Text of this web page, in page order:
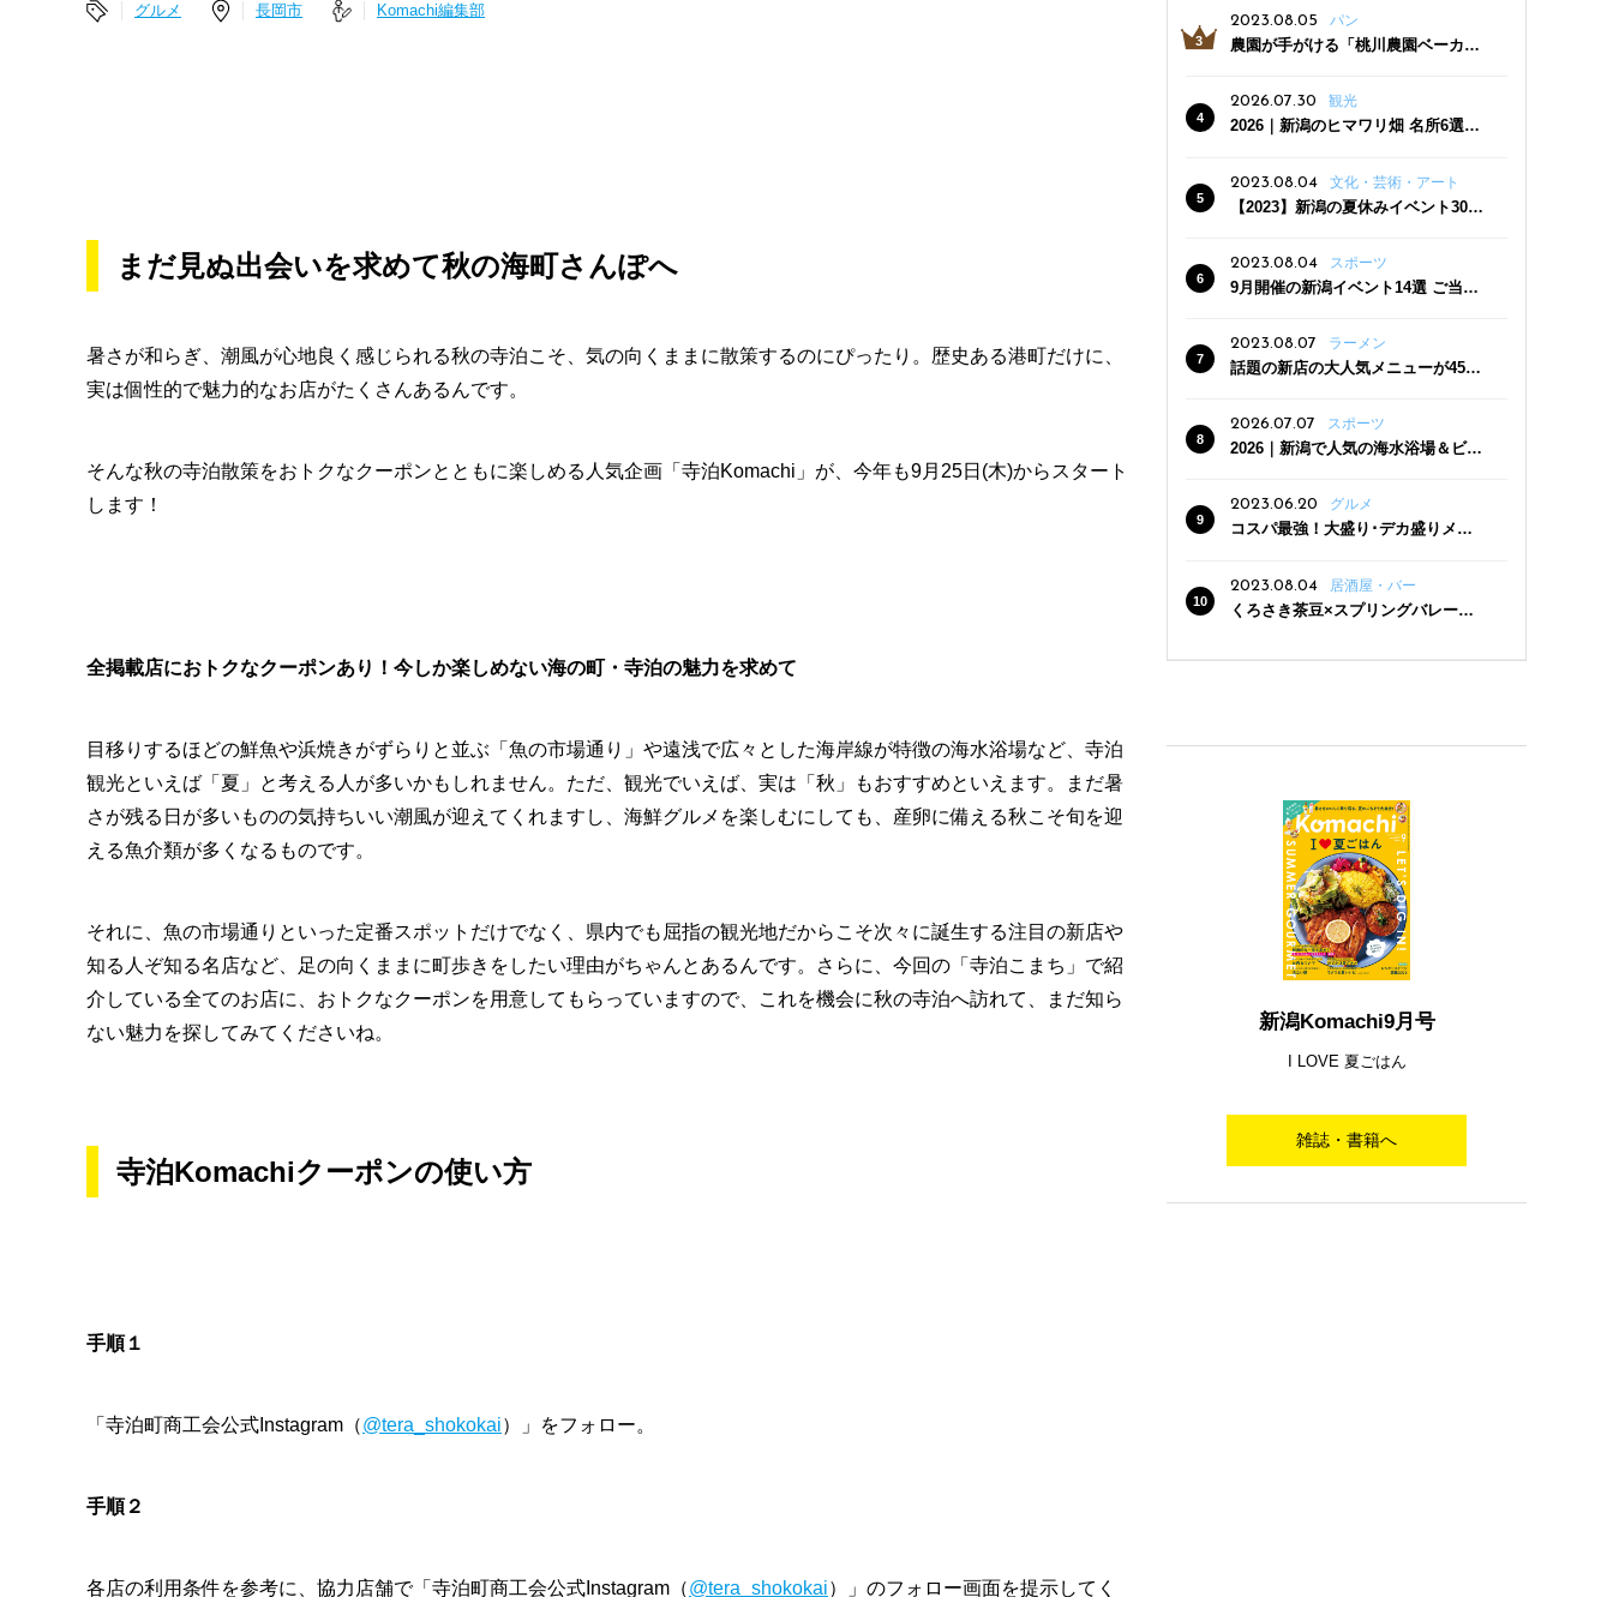
グルメ 長岡市 Komachi編集部
まだ見ぬ出会いを求めて秋の海町さんぽへ
暑さが和らぎ、潮風が心地良く感じられる秋の寺泊こそ、気の向くままに散策するのにぴったり。歴史ある港町だけに、
実は個性的で魅力的なお店がたくさんあるんです。
そんな秋の寺泊散策をおトクなクーポンとともに楽しめる人気企画「寺泊Komachi」が、今年も9月25日(木)からスタート
します！
全掲載店におトクなクーポンあり！今しか楽しめない海の町・寺泊の魅力を求めて
目移りするほどの鮮魚や浜焼きがずらりと並ぶ「魚の市場通り」や遠浅で広々とした海岸線が特徴の海水浴場など、寺泊
観光といえば「夏」と考える人が多いかもしれません。ただ、観光でいえば、実は「秋」もおすすめといえます。まだ暑
さが残る日が多いものの気持ちいい潮風が迎えてくれますし、海鮮グルメを楽しむにしても、産卵に備える秋こそ旬を迎
える魚介類が多くなるものです。
それに、魚の市場通りといった定番スポットだけでなく、県内でも屈指の観光地だからこそ次々に誕生する注目の新店や
知る人ぞ知る名店など、足の向くままに町歩きをしたい理由がちゃんとあるんです。さらに、今回の「寺泊こまち」で紹
介している全てのお店に、おトクなクーポンを用意してもらっていますので、これを機会に秋の寺泊へ訪れて、まだ知ら
ない魅力を探してみてくださいね。
寺泊Komachiクーポンの使い方
手順１
「寺泊町商工会公式Instagram（@tera_shokokai）」をフォロー。
手順２
各店の利用条件を参考に、協力店舗で「寺泊町商工会公式Instagram（@tera_shokokai）」のフォロー画面を提示してく
三条駅近くにオープン
2023.08.05 パン
農園が手がける「桃川農園ベーカリ
った焼きたてパンのほか、ジェラー
トやスムージーも
2026.07.30 観光
2026｜新潟のヒマワリ畑 名所6選
2023.08.04
文化・芸術・アート
【2023】新潟の夏休みイベント30
2023.08.04
スポーツ
9月開催の新潟イベント14選 ご当地
2023.08.07 ラーメン
話題の新店の大人気メニューが450
クーポン登場
2026.07.07 スポーツ
2026｜新潟で人気の海水浴場＆ビー
2023.06.20
グルメ
コスパ最強！大盛り･デカ盛りメニ
2023.08.04
居酒屋・バー
くろさき茶豆×スプリングバレー豊
新潟Komachi9月号
I LOVE 夏ごはん
雑誌・書籍へ